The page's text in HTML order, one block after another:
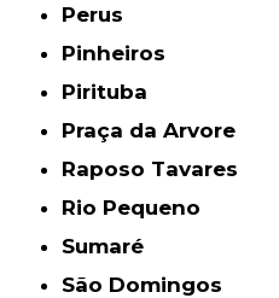
Perus
Pinheiros
Pirituba
Praça da Arvore
Raposo Tavares
Rio Pequeno
Sumaré
São Domingos